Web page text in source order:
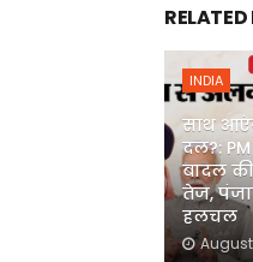
RELATED
INDIA
साथ
दल?:
बादल
तेज,
हलचल